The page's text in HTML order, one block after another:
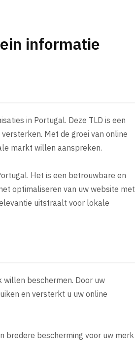
informatie
in Portugal. Deze TLD is een
Met de groei van online
markt willen aanspreken.
Het is een betrouwbare en
optimaliseren van uw website met
uitstraalt voor lokale
willen beschermen. Door uw
en versterkt u uw online
bredere bescherming voor uw merk